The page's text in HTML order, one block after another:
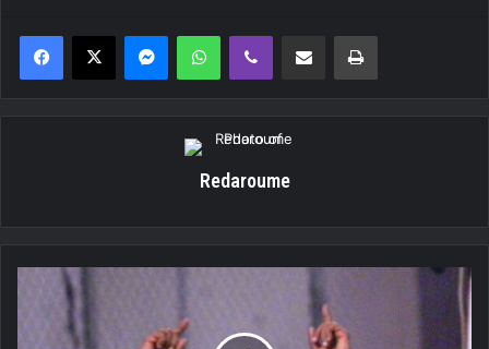
MessengerWhatsAppViber Κοινοποίηση μέσω ηλεκτρονικού ταχυδρομείουΕκτύπωση
Redaroume
«Πεντάρα»
σε
Ακράτητο